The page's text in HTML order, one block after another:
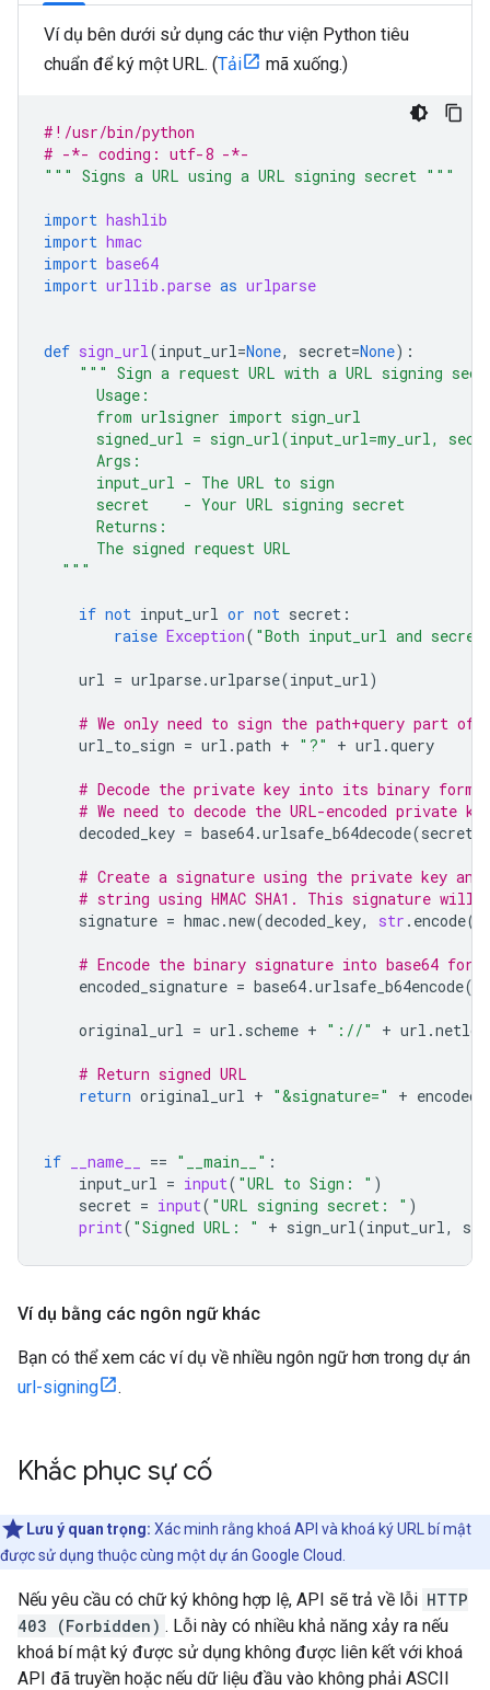
Ví dụ bên dưới sử dụng các thư viện Python tiêu
chuẩn để ký một URL. (Tải mã xuống.)
#!/usr/bin/python
# -*- coding: utf-8 -*-
""" Signs a URL using a URL signing secret """
import hashlib
import hmac
import base64
import urllib.parse as urlparse
def sign_url(input_url=None, secret=None):
""" Sign a request URL with a URL signing
      Usage:
      from urlsigner import sign_url
signed_url = sign_url(input_url=my_url,
      Args:
      input_url - The URL to sign
      secret    - Your URL signing secret
      Returns:
      The signed request URL
  """
if not input_url or not secret :
raise Exception( "Both input_url and
url = urlparse.urlparse(input_url)
# We only need to sign the path+query part of
url_to_sign = url .path + "?" + url .query
# Decode the private key into its binary
# We need to decode the URL-encoded private
decoded_key = base64.urlsafe_b64decode(secret
# Create a signature using the private key and
# string using HMAC SHA1. This signature will
signature = hmac.new(decoded_key, str . encode(
# Encode the binary signature into base64 for
encoded_signature = base64.urlsafe_b64encode(
original_url = url . scheme + "://" + url .netloc
# Return signed URL
return original_url + "&signature=" +
if __name__ == "__main__" :
input_url = input( "URL to Sign: " )
secret = input( "URL signing secret: " )
print( "Signed URL: " + sign_url(input_url,
Ví dụ bằng các ngôn ngữ khác
Bạn có thể xem các ví dụ về nhiều ngôn ngữ hơn trong dự án
url-signing
.
Khắc phục sự cố
Lưu ý quan trọng: Xác minh rằng khoá API và khoá ký URL bí mật
được sử dụng thuộc cùng một dự án Google Cloud.
Nếu yêu cầu có chữ ký không hợp lệ, API sẽ trả về lỗi HTTP
403 (Forbidden) . Lỗi này có nhiều khả năng xảy ra nếu
khoá bí mật ký được sử dụng không được liên kết với khoá
API đã truyền hoặc nếu dữ liệu đầu vào không phải ASCII